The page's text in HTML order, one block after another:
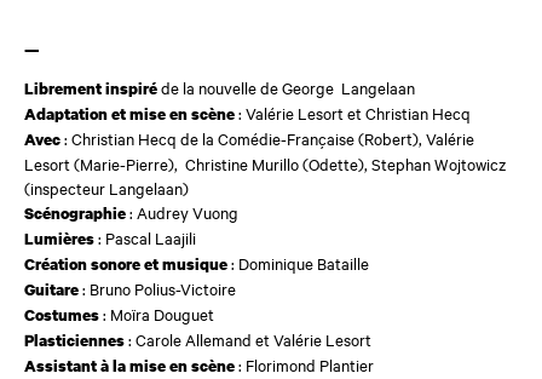
—
Librement inspiréde la nouvelle de George Langelaan
Adaptation et mise en scène: Valérie Lesort et Christian Hecq
Avec: Christian Hecq de la Comédie-Française (Robert), Valérie
Lesort (Marie-Pierre), Christine Murillo (Odette), Stephan Wojtowicz
(inspecteur Langelaan)
Scénographie: Audrey Vuong
Lumières: Pascal Laajili
Création sonore et musique: Dominique Bataille
Guitare: Bruno Polius-Victoire
Costumes: Moïra Douguet
Plasticiennes: Carole Allemand et Valérie Lesort
Assistant à la mise en scène: Florimond Plantier